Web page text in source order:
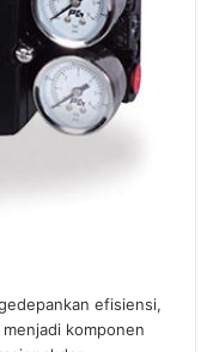
efisiensi,
komponen